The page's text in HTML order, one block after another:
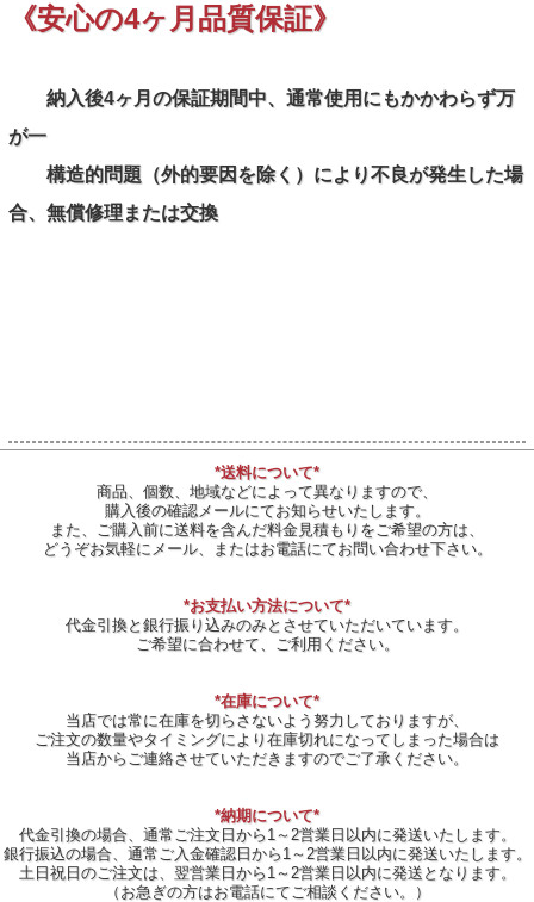
《安心の4ヶ月品質保証》
納入後4ヶ月の保証期間中、通常使用にもかかわらず万
が一
構造的問題（外的要因を除く）により不良が発生した場
合、無償修理または交換
*送料について*
商品、個数、地域などによって異なりますので、
購入後の確認メールにてお知らせいたします。
また、ご購入前に送料を含んだ料金見積もりをご希望の方は、
どうぞお気軽にメール、またはお電話にてお問い合わせ下さい。
*お支払い方法について*
代金引換と銀行振り込みのみとさせていただいています。
ご希望に合わせて、ご利用ください。
*在庫について*
当店では常に在庫を切らさないよう努力しておりますが、
ご注文の数量やタイミングにより在庫切れになってしまった場合は
当店からご連絡させていただきますのでご了承ください。
*納期について*
代金引換の場合、通常ご注文日から1～2営業日以内に発送いたします。
銀行振込の場合、通常ご入金確認日から1～2営業日以内に発送いたします。
土日祝日のご注文は、翌営業日から1～2営業日以内に発送となります。
（お急ぎの方はお電話にてご相談ください。）